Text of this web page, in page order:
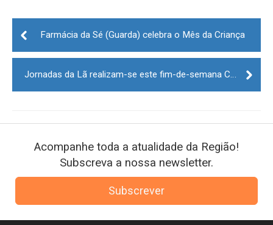
Post
navigation
Farmácia da Sé (Guarda) celebra o Mês da Criança
Jornadas da Lã realizam-se este fim-de-semana Corujeira e Cortes-Lucas (Guarda)
Acompanhe toda a atualidade da Região!
Subscreva a nossa newsletter.
Subscrever